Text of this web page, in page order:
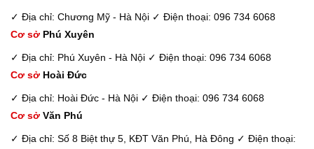
✓ Địa chỉ: Chương Mỹ - Hà Nội ✓ Điện thoại: 096 734 6068
Cơ sở Phú Xuyên
✓ Địa chỉ: Phú Xuyên - Hà Nội ✓ Điện thoại: 096 734 6068
Cơ sở Hoài Đức
✓ Địa chỉ: Hoài Đức - Hà Nội ✓ Điện thoại: 096 734 6068
Cơ sở Văn Phú
✓ Địa chỉ: Số 8 Biệt thự 5, KĐT Văn Phú, Hà Đông ✓ Điện thoại: